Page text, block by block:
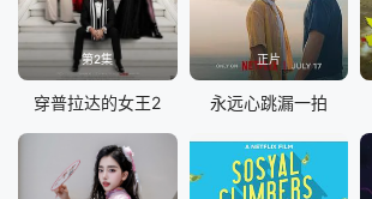
第2集
穿普拉达的女王2
正片
永远心跳漏一拍